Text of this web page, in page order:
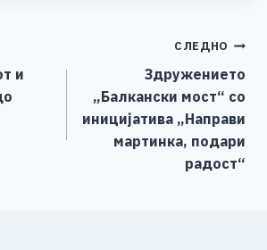
p
Li
n
k
и
СЛЕДНО
Здружението
„Балкански мост“ со
иницијатива „Направи
мартинка, подари
радост“